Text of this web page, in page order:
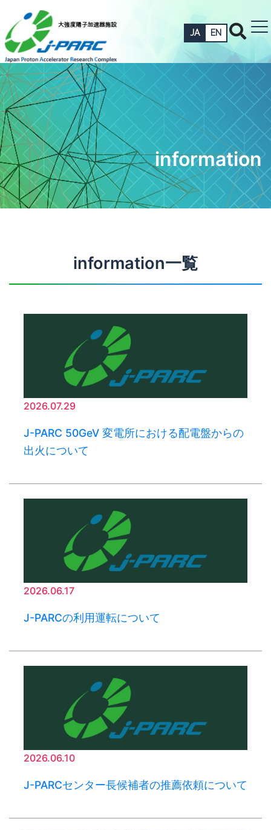
JA EN
information
information一覧
2026.07.29
J-PARC 50GeV 変電所における配電盤からの
出火について
2026.06.17
J-PARCの利用運転について
2026.06.10
J-PARCセンター長候補者の推薦依頼について